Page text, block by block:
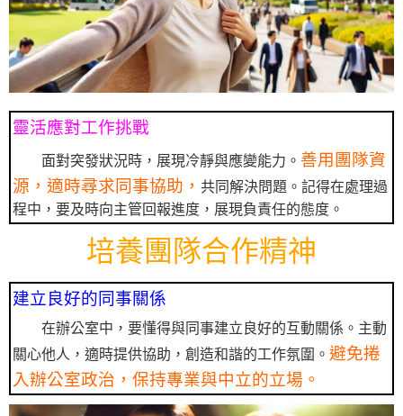
靈活應對工作挑戰
面對突發狀況時，展現冷靜與應變能力。 善用團隊資
源，適時尋求同事協助， 共同解決問題。記得在處理過
程中，要及時向主管回報進度，展現負責任的態度。
培養團隊合作精神
建立良好的同事關係
在辦公室中，要懂得與同事建立良好的互動關係。主動
關心他人，適時提供協助，創造和諧的工作氛圍。 避免捲
入辦公室政治，保持專業與中立的立場。